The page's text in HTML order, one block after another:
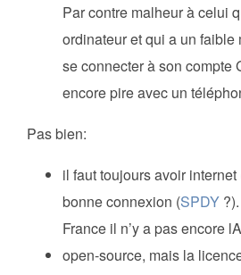
Par contre malheur à celui
ordinateur et qui a un faible
se connecter à son compte
encore pire avec un
Pas bien:
il faut toujours avoir internet
bonne connexion (SPDY
France il n’y a pas encore
open-source, mais la